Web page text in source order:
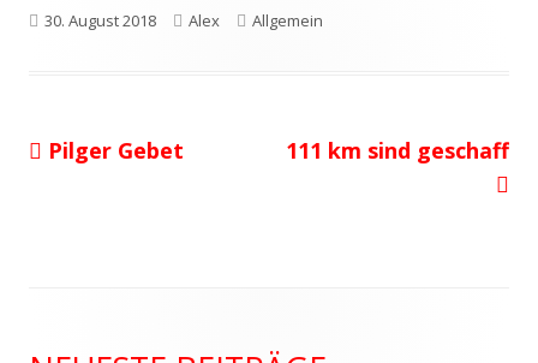
Veröffentlicht
30. August 2018 Autor
Alex Kategorien
Allgemein
Beitragsnavigation
Vorheriger
Pilger Gebet
Nächster
111 km sind geschaff